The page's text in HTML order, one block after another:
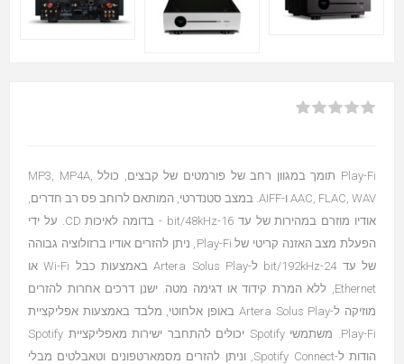
Play-Fi תומך במגוון רחב של פורמטים של קבצים, כולל MP3, MP4A,
AAC, FLAC, WAV ו-AIFF. במצב סטנדרטי, המותאם לרוחב פס רב חדרים,
אודיו מוזרם במהירות של עד 16-bit/48kHz - בדומה לאיכות CD. על ידי
הפעלת מצב האזנה קריטי של Play-Fi, ניתן להזרים אודיו ברזולוציה גבוהה
של עד 24-bit/192kHz ל-Artera Solus Play באמצעות כבל Wi-Fi או
Ethernet, ללא המרת קידוד או דגימה מטה. ישנן דרכים אחרות להזרים
מוזיקה ל-Artera Solus Play באופן אלחוטי, מלבד באמצעות אפליקציית
Play-Fi. משתמשי Spotify יכולים להתחבר ישירות מאפליקציית Spotify
הודות ל-Spotify Connect, וניתן להזרים מסמארטפונים וטאבלטים מבלי